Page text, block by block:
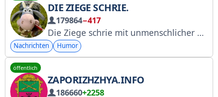
DIE ZIEGE SCHRIE.
179864−417
Die Ziege schrie mit unmenschlicher Stimme. Neuigkeiten aus einer Parallelwelt. Wir lachen und weinen (noch mehr Lachen). Werbung und alles Weitere – @kozakrichalabot. Registrierung bei Roskomnadzor – https://clck.ru/3FY643 #0GLQ7. Ziege in MAX max.ru/kozakrichala
Nachrichten Humor
öffentlich
ZAPORIZHZHYA.INFO
186660+2258